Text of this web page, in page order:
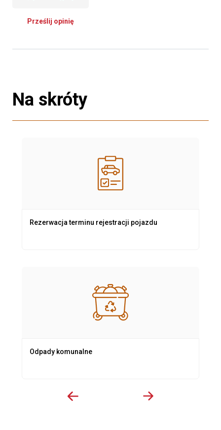
Prześlij opinię
Na skróty
Rezerwacja terminu rejestracji pojazdu
Odpady komunalne